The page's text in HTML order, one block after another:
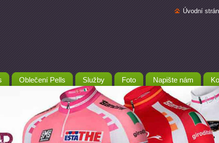
Úvodní
Oblečení Pells Služby Foto Napište nám